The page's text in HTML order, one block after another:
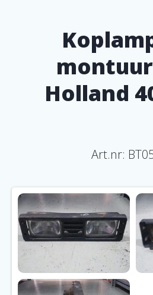
Holland
Art.nr: